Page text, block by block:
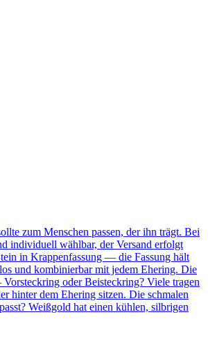
zum Menschen passen, der ihn trägt. Bei
individuell wählbar, der Versand erfolgt
in Krappenfassung — die Fassung hält
und kombinierbar mit jedem Ehering. Die
oder Beisteckring? Viele tragen
hinter dem Ehering sitzen. Die schmalen
Weißgold hat einen kühlen, silbrigen